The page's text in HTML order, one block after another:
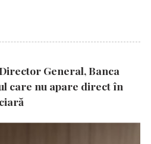
General, Banca
care nu apare direct în